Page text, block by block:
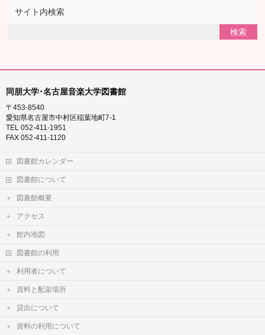
サイト内検索
同朋大学･名古屋音楽大学図書館
〒453-8540
愛知県名古屋市中村区稲葉地町7-1
TEL 052-411-1951
FAX 052-411-1120
図書館カレンダー
図書館について
図書館概要
アクセス
館内地図
図書館の利用
利用者について
資料と配架場所
貸出について
資料の利用について